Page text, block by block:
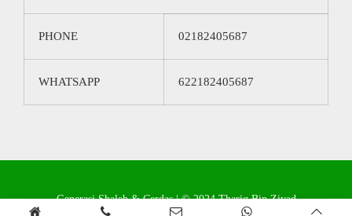
PHONE 02182405687
WHATSAPP 622182405687
Generasi Shaleh & Cerdas | © 2024 Thariq Bin Ziyad